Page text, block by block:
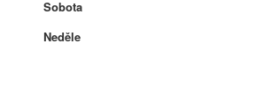
Sobota
Neděle